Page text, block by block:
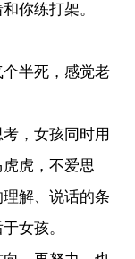
你练打架。
半死，感觉老
，女孩同时用
虎，不爱思
解、说话的条
女孩。